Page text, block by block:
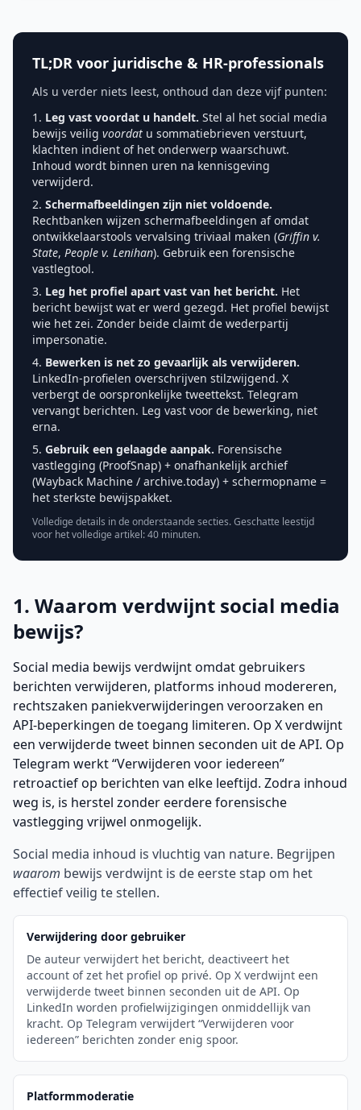
TL;DR voor juridische & HR-professionals
Als u verder niets leest, onthoud dan deze vijf punten:
Leg vast voordat u handelt. Stel al het social media
bewijs veilig voordat u sommatiebrieven verstuurt,
klachten indient of het onderwerp waarschuwt.
Inhoud wordt binnen uren na kennisgeving
verwijderd.
Schermafbeeldingen zijn niet voldoende.
Rechtbanken wijzen schermafbeeldingen af omdat
ontwikkelaarstools vervalsing triviaal maken (Griffin v.
State, People v. Lenihan). Gebruik een forensische
vastlegtool.
Leg het profiel apart vast van het bericht. Het
bericht bewijst wat er werd gezegd. Het profiel bewijst
wie het zei. Zonder beide claimt de wederpartij
impersonatie.
Bewerken is net zo gevaarlijk als verwijderen.
LinkedIn-profielen overschrijven stilzwijgend. X
verbergt de oorspronkelijke tweettekst. Telegram
vervangt berichten. Leg vast voor de bewerking, niet
erna.
Gebruik een gelaagde aanpak. Forensische
vastlegging (ProofSnap) + onafhankelijk archief
(Wayback Machine / archive.today) + schermopname =
het sterkste bewijspakket.
Volledige details in de onderstaande secties. Geschatte leestijd
voor het volledige artikel: 40 minuten.
1. Waarom verdwijnt social media
bewijs?
Social media bewijs verdwijnt omdat gebruikers
berichten verwijderen, platforms inhoud modereren,
rechtszaken paniekverwijderingen veroorzaken en
API-beperkingen de toegang limiteren. Op X verdwijnt
een verwijderde tweet binnen seconden uit de API. Op
Telegram werkt “Verwijderen voor iedereen”
retroactief op berichten van elke leeftijd. Zodra inhoud
weg is, is herstel zonder eerdere forensische
vastlegging vrijwel onmogelijk.
Social media inhoud is vluchtig van nature. Begrijpen
waarom bewijs verdwijnt is de eerste stap om het
effectief veilig te stellen.
Verwijdering door gebruiker
De auteur verwijdert het bericht, deactiveert het
account of zet het profiel op privé. Op X verdwijnt een
verwijderde tweet binnen seconden uit de API. Op
LinkedIn worden profielwijzigingen onmiddellijk van
kracht. Op Telegram verwijdert “Verwijderen voor
iedereen” berichten zonder enig spoor.
Platformmoderatie